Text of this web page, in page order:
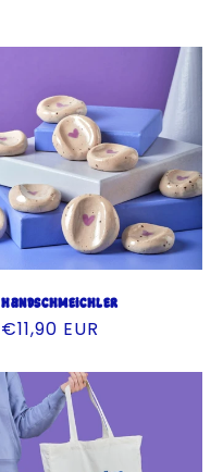
Handschmeichler
Normaler
€11,90 EUR